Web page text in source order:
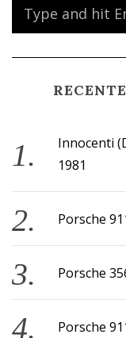
o
Innocenti
1981
Porsche
Porsche
Porsche